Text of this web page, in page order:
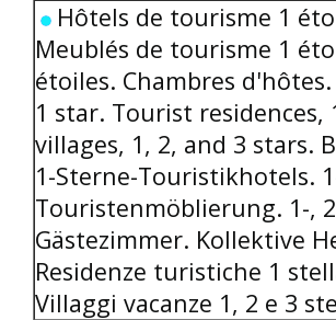
Hôtels de tourisme 1
Meublés de tourisme 1
étoiles. Chambres
1 star. Tourist
villages, 1, 2, and 3 stars.
1-Sterne-Touristikhotels.
Touristenmöblierung. 1-,
Gästezimmer. Kollektive
Residenze turistiche 1
Villaggi vacanze 1, 2 e 3